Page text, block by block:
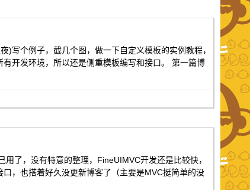
写个例子，截几个图，做一下自定义模板的实例教程，
开发环境，所以还是侧重模板编写和接口。 第一篇博
了，没有特意的整理，FineUIMVC开发还是比较快，
，也搭着好久没更新博客了（主要是MVC挺简单的没